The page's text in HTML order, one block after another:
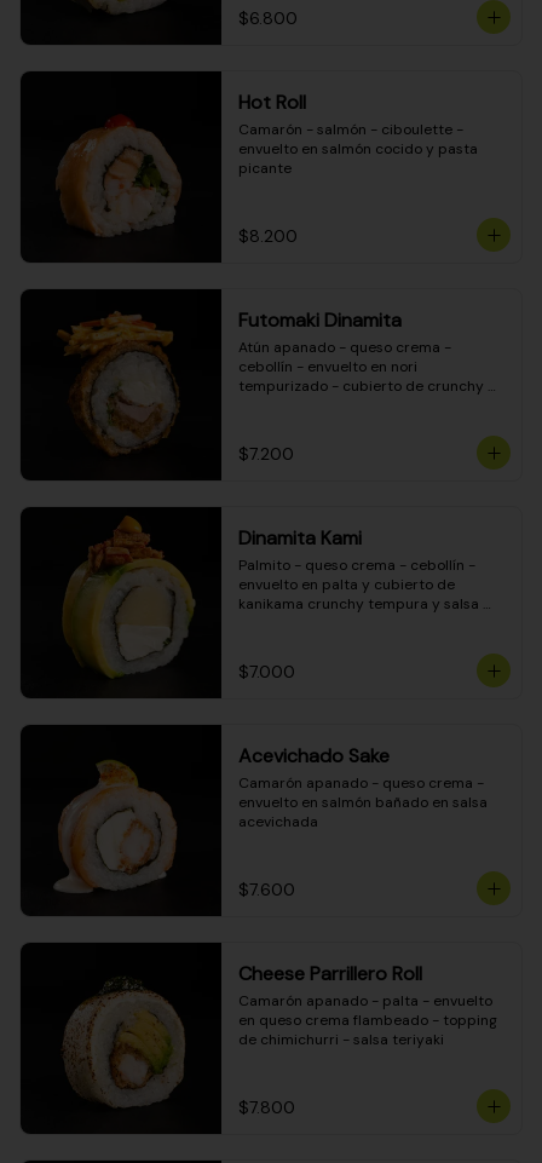
$6.800
Hot Roll
Camarón - salmón - ciboulette -
envuelto en salmón cocido y pasta
picante
$8.200
Futomaki Dinamita
Atún apanado - queso crema -
cebollín - envuelto en nori
tempurizado - cubierto de crunchy
$7.200
Dinamita Kami
Palmito - queso crema - cebollín -
envuelto en palta y cubierto de
kanikama crunchy tempura y salsa
$7.000
Acevichado Sake
Camarón apanado - queso crema -
envuelto en salmón bañado en salsa
acevichada
$7.600
Cheese Parrillero Roll
Camarón apanado - palta - envuelto
en queso crema flambeado - topping
de chimichurri - salsa teriyaki
$7.800